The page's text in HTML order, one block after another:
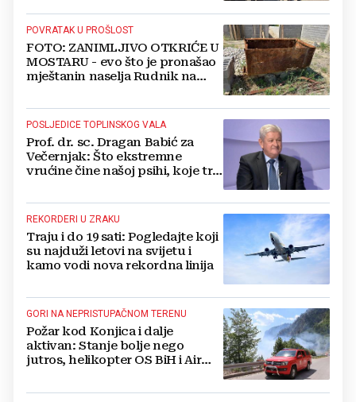
FOTOGRAFIJE
POVRATAK U PROŠLOST
FOTO: ZANIMLJIVO OTKRIĆE U
MOSTARU - evo što je pronašao
mještanin naselja Rudnik na
POSLJEDICE TOPLINSKOG VALA
Prof. dr. sc. Dragan Babić za
Večernjak: Što ekstremne
vrućine čine našoj psihi, koje tri
boriti...
REKORDERI U ZRAKU
Traju i do 19 sati: Pogledajte koji
su najduži letovi na svijetu i
kamo vodi nova rekordna linija
GORI NA NEPRISTUPAČNOM TERENU
Požar kod Konjica i dalje
aktivan: Stanje bolje nego
jutros, helikopter OS BiH i Air